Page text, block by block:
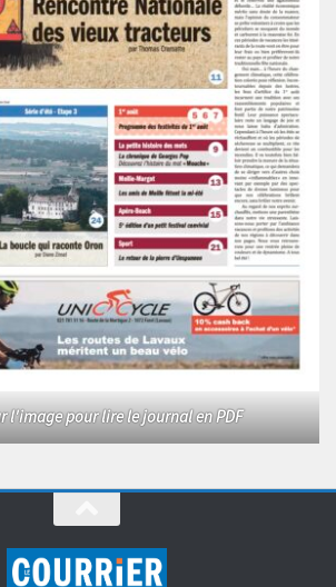
l'image pour lire le journal en PDF